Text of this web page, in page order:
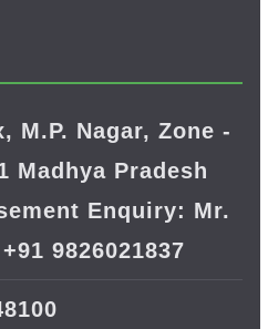
M.P. Nagar, Zone -
Madhya Pradesh
Enquiry: Mr.
9826021837